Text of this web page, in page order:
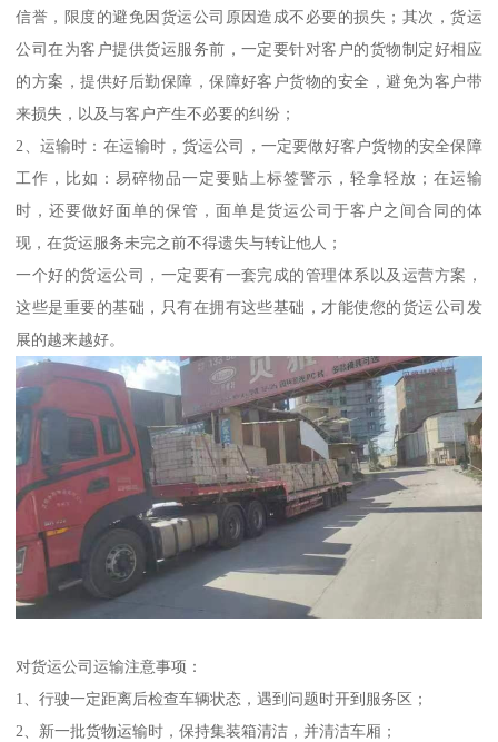
信誉，限度的避免因货运公司原因造成不必要的损失；其次，货运
公司在为客户提供货运服务前，一定要针对客户的货物制定好相应
的方案，提供好后勤保障，保障好客户货物的安全，避免为客户带
来损失，以及与客户产生不必要的纠纷；
2、运输时：在运输时，货运公司，一定要做好客户货物的安全保障
工作，比如：易碎物品一定要贴上标签警示，轻拿轻放；在运输
时，还要做好面单的保管，面单是货运公司于客户之间合同的体
现，在货运服务未完之前不得遗失与转让他人；
一个好的货运公司，一定要有一套完成的管理体系以及运营方案，
这些是重要的基础，只有在拥有这些基础，才能使您的货运公司发
展的越来越好。
对货运公司运输注意事项：
1、行驶一定距离后检查车辆状态，遇到问题时开到服务区；
2、新一批货物运输时，保持集装箱清洁，并清洁车厢；